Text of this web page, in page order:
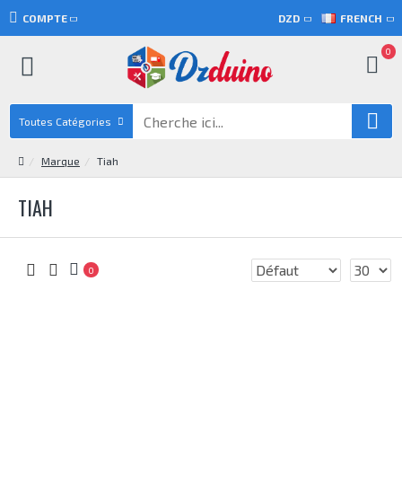
COMPTE DZD FRENCH
0
Toutes Catégories
Marque Tiah
TIAH
0